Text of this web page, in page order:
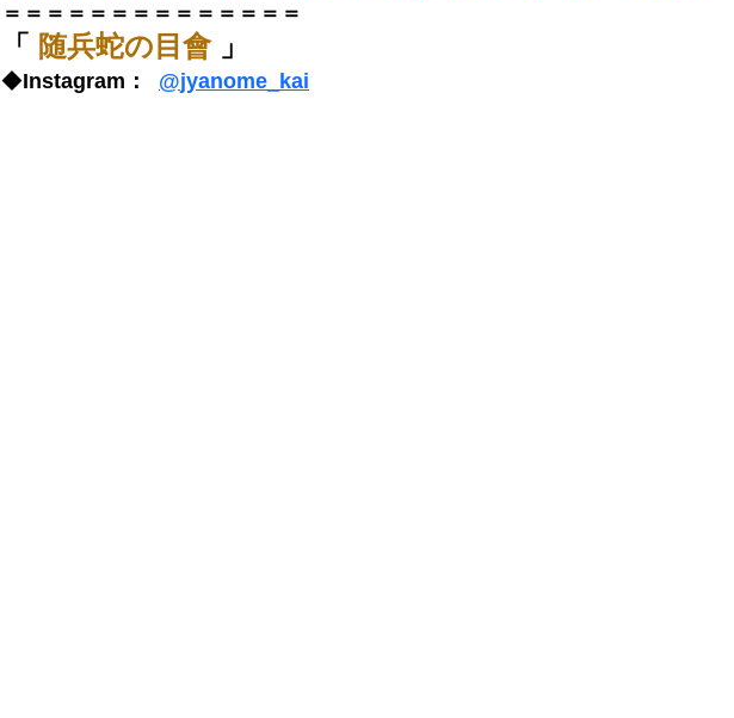
＝＝＝＝＝＝＝＝＝＝＝＝＝＝
「 随兵蛇の目會 」
◆Instagram： @jyanome_kai